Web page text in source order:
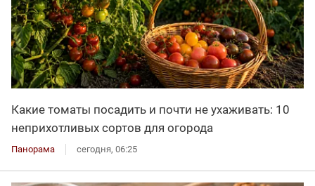
Какие томаты посадить и почти не ухаживать: 10
неприхотливых сортов для огорода
Панорама сегодня, 06:25